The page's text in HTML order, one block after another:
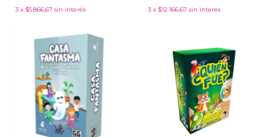
3 x $5.866,67 sin interés
3 x $12.166,67 sin interés